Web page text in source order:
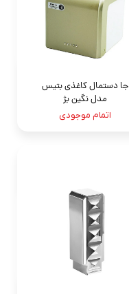
جا دستمال کاغذی بتیس
مدل نگين بژ
اتمام موجودی